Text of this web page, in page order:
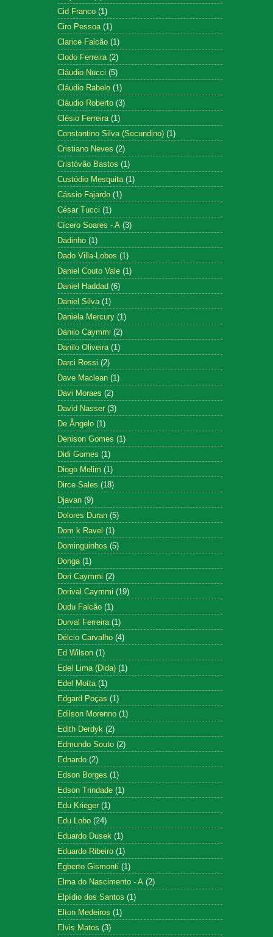
Cid Franco (1)
Ciro Pessoa (1)
Clarice Falcão (1)
Clodo Ferreira (2)
Cláudio Nucci (5)
Cláudio Rabelo (1)
Cláudio Roberto (3)
Clésio Ferreira (1)
Constantino Silva (Secundino) (1)
Cristiano Neves (2)
Cristóvão Bastos (1)
Custódio Mesquita (1)
Cássio Fajardo (1)
César Tucci (1)
Cícero Soares - A (3)
Dadinho (1)
Dado Villa-Lobos (1)
Daniel Couto Vale (1)
Daniel Haddad (6)
Daniel Silva (1)
Daniela Mercury (1)
Danilo Caymmi (2)
Danilo Oliveira (1)
Darci Rossi (2)
Dave Maclean (1)
Davi Moraes (2)
David Nasser (3)
De Ângelo (1)
Denison Gomes (1)
Didi Gomes (1)
Diogo Melim (1)
Dirce Sales (18)
Djavan (9)
Dolores Duran (5)
Dom k Ravel (1)
Dominguinhos (5)
Donga (1)
Dori Caymmi (2)
Dorival Caymmi (19)
Dudu Falcão (1)
Durval Ferreira (1)
Délcio Carvalho (4)
Ed Wilson (1)
Edel Lima (Dida) (1)
Edel Motta (1)
Edgard Poças (1)
Edilson Morenno (1)
Edith Derdyk (2)
Edmundo Souto (2)
Ednardo (2)
Edson Borges (1)
Edson Trindade (1)
Edu Krieger (1)
Edu Lobo (24)
Eduardo Dusek (1)
Eduardo Ribeiro (1)
Egberto Gismonti (1)
Elma do Nascimento - A (2)
Elpídio dos Santos (1)
Elton Medeiros (1)
Elvis Matos (3)